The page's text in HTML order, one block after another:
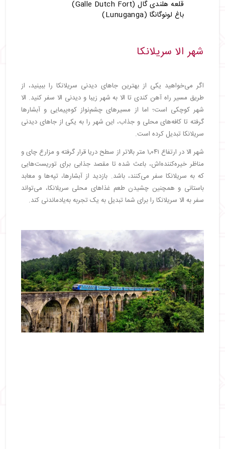
قلعه هلندی گال (Galle Dutch Fort)
باغ لونوگانگا (Lunuganga)
شهر الا سریلانکا
اگر می‌خواهید یکی از بهترین جاهای دیدنی سریلانکا را ببینید، از
طریق مسیر راه آهن کندی تا الا به شهر زیبا و دیدنی الا سفر کنید. الا
شهر کوچکی است؛ اما از مسیرهای چشم‌نواز کوه‌پیمایی و آبشارها
گرفته تا کافه‌های محلی و جذاب، این شهر را به یکی از جاهای دیدنی
سریلانکا تبدیل کرده است.
شهر الا در ارتفاع ۱٬۰۴۱ متر بالاتر از سطح دریا قرار گرفته و مزارع چای و
مناظر خیره‌کننده‌اش، باعث شده تا مقصد جذابی برای توریست‌هایی
که به سریلانکا سفر می‌کنند، باشد. بازدید از آبشارها، تپه‌ها و معابد
باستانی و همچنین چشیدن طعم غذاهای محلی سریلانکا، می‌تواند
سفر به الا سریلانکا را برای شما تبدیل به یک تجربه به‌یادماندنی کند.